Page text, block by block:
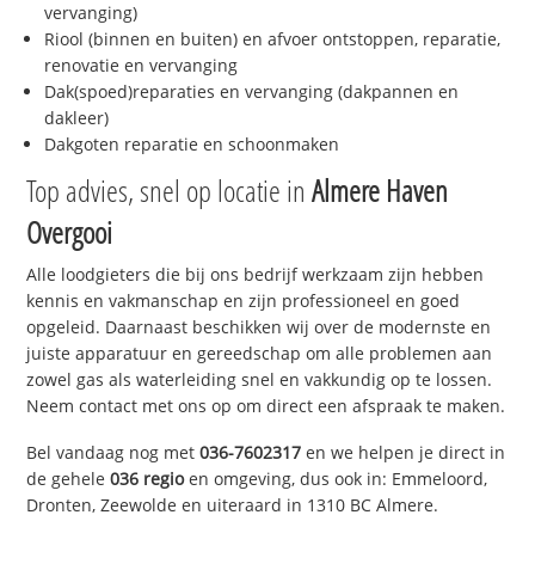
vervanging)
Riool (binnen en buiten) en afvoer ontstoppen, reparatie,
renovatie en vervanging
Dak(spoed)reparaties en vervanging (dakpannen en
dakleer)
Dakgoten reparatie en schoonmaken
Top advies, snel op locatie inAlmere Haven
Overgooi
Alle loodgieters die bij ons bedrijf werkzaam zijn hebben
kennis en vakmanschap en zijn professioneel en goed
opgeleid. Daarnaast beschikken wij over de modernste en
juiste apparatuur en gereedschap om alle problemen aan
zowel gas als waterleiding snel en vakkundig op te lossen.
Neem contact met ons op om direct een afspraak te maken.
Bel vandaag nog met036-7602317 en we helpen je direct in
de gehele036 regioen omgeving, dus ook in: Emmeloord,
Dronten, Zeewolde en uiteraard in 1310 BC Almere.